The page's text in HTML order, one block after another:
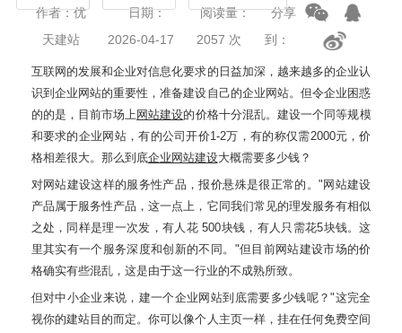
作者：优
天建站
日期：
2026-04-17
阅读量：
2057 次
分享
到：
互联网的发展和企业对信息化要求的日益加深，越来越多的企业认
识到企业网站的重要性，准备建设自己的企业网站。但令企业困惑
的的是，目前市场上网站建设的价格十分混乱。建设一个同等规模
和要求的企业网站，有的公司开价1-2万，有的称仅需2000元，价
格相差很大。那么到底企业网站建设大概需要多少钱？
对网站建设这样的服务性产品，报价悬殊是很正常的。"网站建设
产品属于服务性产品，这一点上，它同我们常见的理发服务有相似
之处，同样是理一次发，有人花 500块钱，有人只需花5块钱。这
里其实有一个服务深度和创新的不同。"但目前网站建设市场的价
格确实有些混乱，这是由于这一行业的不成熟所致。
但对中小企业来说，建一个企业网站到底需要多少钱呢？"这完全
视你的建站目的而定。你可以像个人主页一样，挂在任何免费空间